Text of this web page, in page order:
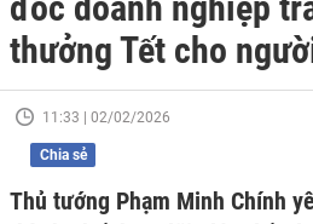
thưởng Tết cho
11:33 | 02/02/2026
Chia sẻ
Thủ tướng Phạm Minh Chính